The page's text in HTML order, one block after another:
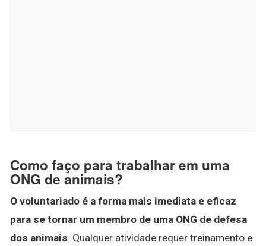
Como faço para trabalhar em uma
ONG de animais?
O voluntariado é a forma mais imediata e eficaz
para se tornar um membro de uma ONG de defesa
dos animais. Qualquer atividade requer treinamento e